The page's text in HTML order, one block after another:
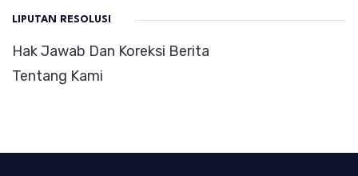
LIPUTAN RESOLUSI
Hak Jawab Dan Koreksi Berita
Tentang Kami